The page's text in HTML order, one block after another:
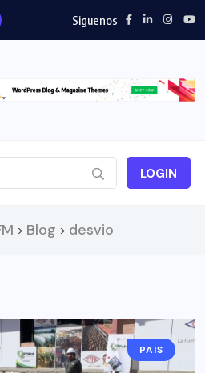
Siguenos
LOGIN
> Blog > desvio
PAIS